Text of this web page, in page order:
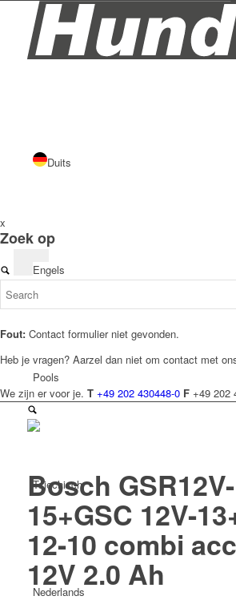
Duits
Engels
Pools
Tsjechisch
Nederlands
x
Zoek op
Fout: Contact formulier niet gevonden.
Heb je vragen? Aarzel dan niet om contact met
We zijn er voor je. T +49 202 430448-0 F +49 202
Bosch GSR12V-
15+GSC 12V-
12-10 combi
12V 2.0 Ah